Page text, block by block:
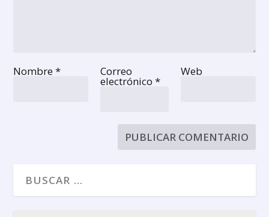
Nombre* Correo
electrónico *
Web